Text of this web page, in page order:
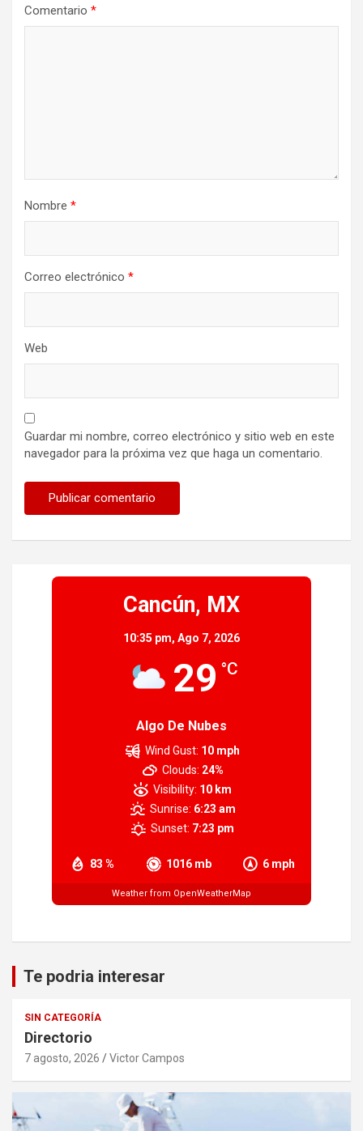
Comentario *
Nombre *
Correo electrónico *
Web
Guardar mi nombre, correo electrónico y sitio web en este
navegador para la próxima vez que haga un comentario.
Cancún, MX
10:35 pm, Ago 7, 2026
29 °C
Algo De Nubes
83 % 1016 mb 6 mph
Wind Gust: 10 mph
Clouds: 24%
Visibility: 10 km
Sunrise: 6:23 am
Sunset: 7:23 pm
Weather from OpenWeatherMap
Te podria interesar
SIN CATEGORÍA
Directorio
7 agosto, 2026 Victor Campos